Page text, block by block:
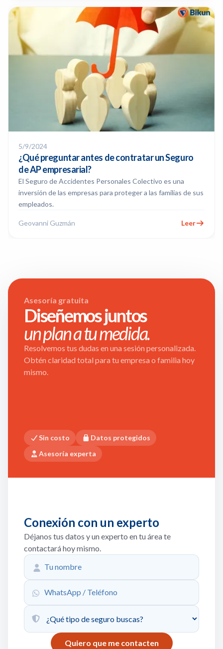
5/9/2024
¿Qué preguntar antes de contratar un Seguro
de AP empresarial?
El Seguro de Accidentes Personales Colectivo es una
inversión de las empresas para proteger a las familias de sus
empleados.
Geovanni Guzmán Leer
Asesoría gratuita
Diseñemos juntos
un plan a tu medida.
Resolvemos tus dudas en una sesión personalizada.
Obtén claridad total para tu empresa o familia hoy
mismo.
Sin costo
Datos protegidos
Asesoría experta
Conexión con un experto
Déjanos tus datos y un experto en tu área te
contactará hoy mismo.